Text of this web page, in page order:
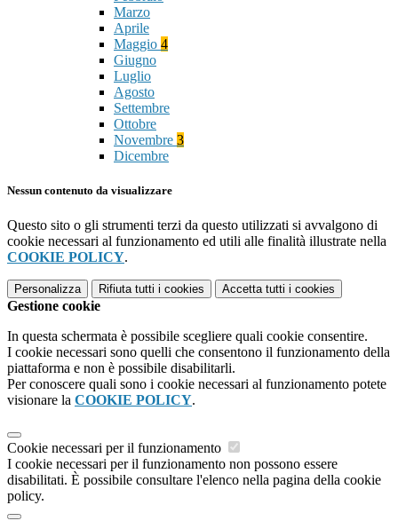
Marzo
Aprile
Maggio 4
Giugno
Luglio
Agosto
Settembre
Ottobre
Novembre 3
Dicembre
Nessun contenuto da visualizzare
Questo sito o gli strumenti terzi da questo utilizzati si avvalgono di
cookie necessari al funzionamento ed utili alle finalità illustrate nella
COOKIE POLICY.
Personalizza Rifiuta tutti i cookies Accetta tutti i cookies
Gestione cookie
In questa schermata è possibile scegliere quali cookie consentire.
I cookie necessari sono quelli che consentono il funzionamento della
piattaforma e non è possibile disabilitarli.
Per conoscere quali sono i cookie necessari al funzionamento potete
visionare la COOKIE POLICY.
Cookie necessari per il funzionamento
I cookie necessari per il funzionamento non possono essere
disabilitati. È possibile consultare l'elenco nella pagina della cookie
policy.